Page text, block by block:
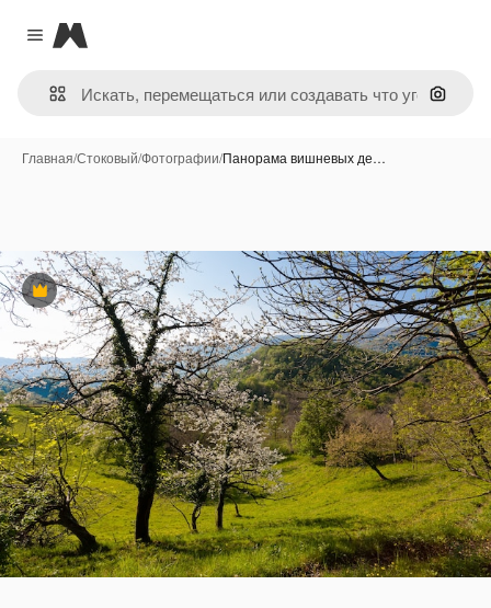
Close menu
Magnific
Поиск
Главная/Стоковый/Фотографии/Панорама вишневых де…
Премиум